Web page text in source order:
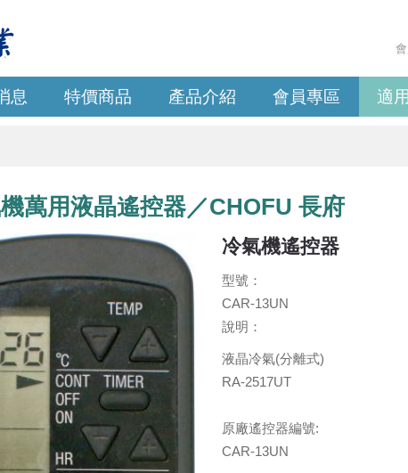
息 特價商品 產品介紹 會員專區 適
萬用液晶遙控器／CHOFU 長府
冷氣機遙控器
型號：
CAR-13UN
說明：
液晶冷氣(分離式)
RA-2517UT
原廠遙控器編號:
CAR-13UN